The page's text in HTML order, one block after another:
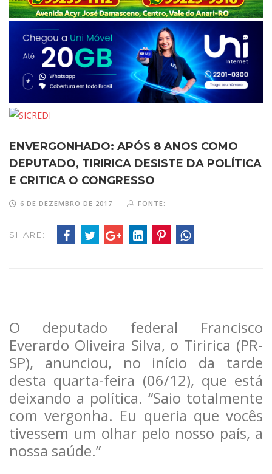
ENVERGONHADO: APÓS 8 ANOS COMO
DEPUTADO, TIRIRICA DESISTE DA POLÍTICA
E CRITICA O CONGRESSO
6 DE DEZEMBRO DE 2017 FONTE:
SHARE:
O deputado federal Francisco
Everardo Oliveira Silva, o Tiririca (PR-
SP), anunciou, no início da tarde
desta quarta-feira (06/12), que está
deixando a política. “Saio totalmente
com vergonha. Eu queria que vocês
tivessem um olhar pelo nosso país, a
nossa saúde.”